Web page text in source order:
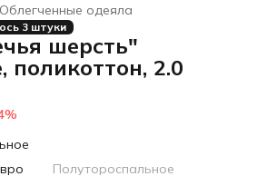
Облегченные одеяла
3 штуки
шерсть"
поликоттон, 2.0
%
Полутороспальное